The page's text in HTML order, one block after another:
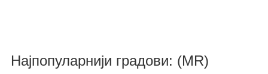
Најпопуларнији градови: (MR)